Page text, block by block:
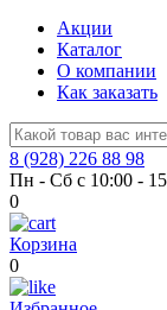
Акции
Каталог
О компании
Как заказать
8 (928) 226 88 98
Пн - Сб с 10:00 -
0
Корзина
0